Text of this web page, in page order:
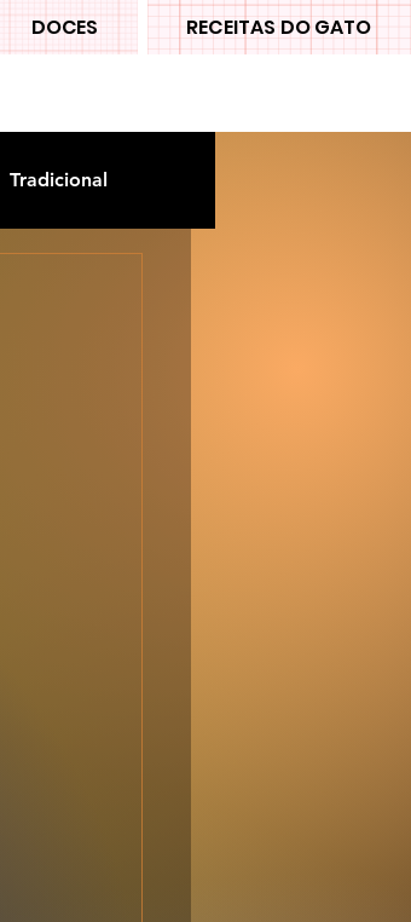
DOCES RECEITAS DO GATO
Tradicional